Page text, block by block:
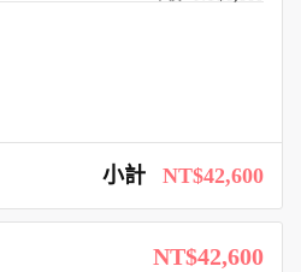
小計 NT$42,600
NT$42,600